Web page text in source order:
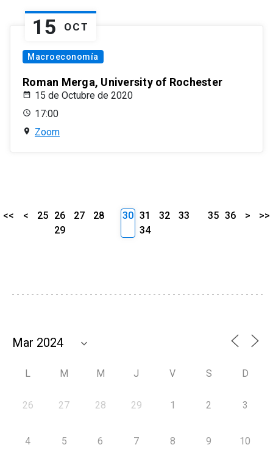
15 OCT
Macroeconomía
Roman Merga, University of Rochester
15 de Octubre de 2020
17:00
Zoom
<< < 25 26 27
28
29
30 31 32
33
34
35 36 > >>
L M M J V S D
26 27 28 29 1 2 3
4 5 6 7 8 9 10